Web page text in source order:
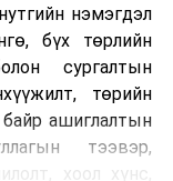
нэмэгдэл
бүх төрлийн
сургалтын
төрийн
байр ашиглалтын
тээвэр,